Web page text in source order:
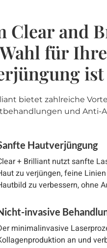
Clear and
für Ihre
ist
bietet zahlreiche
und Anti-
Hautverjüngung
+ Brilliant nutzt sanfte
zu verjüngen, feine
zu verbessern, ohne
invasive
minimalinvasive
an und